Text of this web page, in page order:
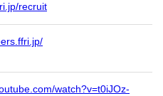
recruit
watch?v=t0iJOz-